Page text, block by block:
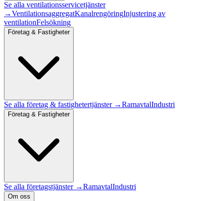
Se alla ventilationsservicetjänster
→VentilationsaggregatKanalrengöringInjustering av
ventilationFelsökning
Företag & Fastigheter
Se alla företag & fastighetertjänster →RamavtalIndustri
Företag & Fastigheter
Se alla företagstjänster →RamavtalIndustri
Om oss